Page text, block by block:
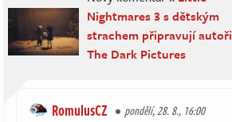
Nightmares 3 s dětským
strachem připravují autoři
The Dark Pictures
RomulusCZ pondělí, 28. 8., 16:00